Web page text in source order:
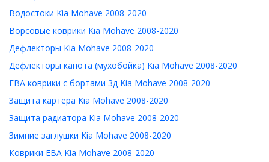
Водостоки Kia Mohave 2008-2020
Ворсовые коврики Kia Mohave 2008-2020
Дефлекторы Kia Mohave 2008-2020
Дефлекторы капота (мухобойка) Kia Mohave 2008-2020
ЕВА коврики с бортами 3д Kia Mohave 2008-2020
Защита картера Kia Mohave 2008-2020
Защита радиатора Kia Mohave 2008-2020
Зимние заглушки Kia Mohave 2008-2020
Коврики ЕВА Kia Mohave 2008-2020